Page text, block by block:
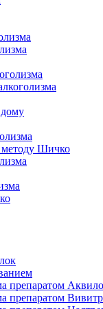
методу Шичко
препаратом
препаратом